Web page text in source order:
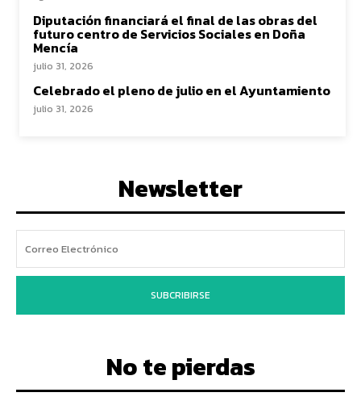
Diputación financiará el final de las obras del
futuro centro de Servicios Sociales en Doña
Mencía
julio 31, 2026
Celebrado el pleno de julio en el Ayuntamiento
julio 31, 2026
Newsletter
SUBCRIBIRSE
No te pierdas